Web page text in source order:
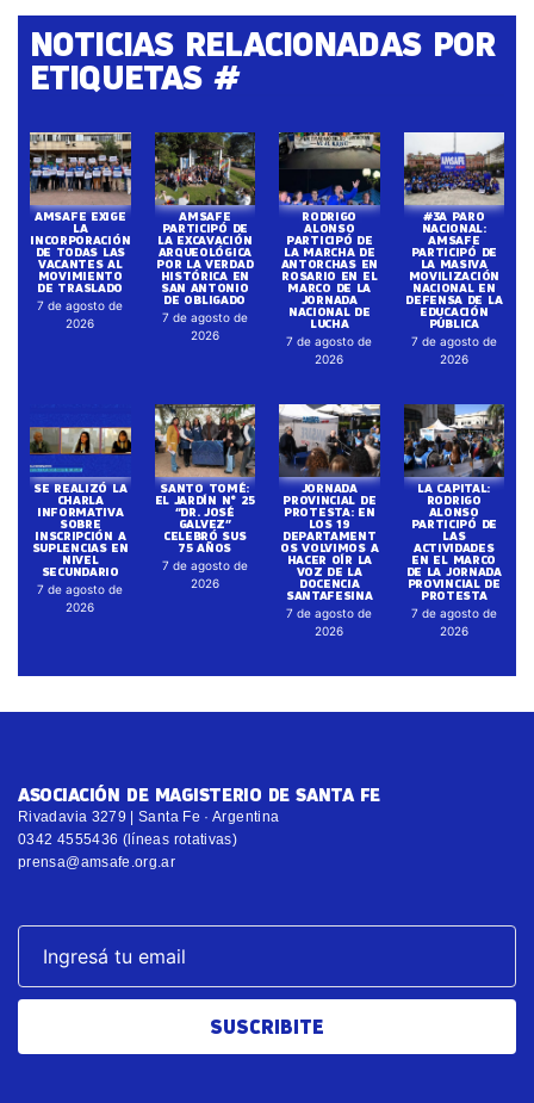
NOTICIAS RELACIONADAS POR
ETIQUETAS #
AMSAFE EXIGE
LA
INCORPORACIÓN
DE TODAS LAS
VACANTES AL
MOVIMIENTO
DE TRASLADO
7 de agosto de
2026
AMSAFE
PARTICIPÓ DE
LA EXCAVACIÓN
ARQUEOLÓGICA
POR LA VERDAD
HISTÓRICA EN
SAN ANTONIO
DE OBLIGADO
7 de agosto de
2026
RODRIGO
ALONSO
PARTICIPÓ DE
LA MARCHA DE
ANTORCHAS EN
ROSARIO EN EL
MARCO DE LA
JORNADA
NACIONAL DE
LUCHA
7 de agosto de
2026
#3A PARO
NACIONAL:
AMSAFE
PARTICIPÓ DE
LA MASIVA
MOVILIZACIÓN
NACIONAL EN
DEFENSA DE LA
EDUCACIÓN
PÚBLICA
7 de agosto de
2026
SE REALIZÓ LA
CHARLA
INFORMATIVA
SOBRE
INSCRIPCIÓN A
SUPLENCIAS EN
NIVEL
SECUNDARIO
7 de agosto de
2026
SANTO TOMÉ:
EL JARDÍN N° 25
“DR. JOSÉ
GALVEZ”
CELEBRÓ SUS
75 AÑOS
7 de agosto de
2026
JORNADA
PROVINCIAL DE
PROTESTA: EN
LOS 19
DEPARTAMENT
OS VOLVIMOS A
HACER OÍR LA
VOZ DE LA
DOCENCIA
SANTAFESINA
7 de agosto de
2026
LA CAPITAL:
RODRIGO
ALONSO
PARTICIPÓ DE
LAS
ACTIVIDADES
EN EL MARCO
DE LA JORNADA
PROVINCIAL DE
PROTESTA
7 de agosto de
2026
ASOCIACIÓN DE MAGISTERIO DE SANTA FE
Rivadavia 3279 | Santa Fe · Argentina
0342 4555436 (líneas rotativas)
prensa@amsafe.org.ar
SUSCRIBITE